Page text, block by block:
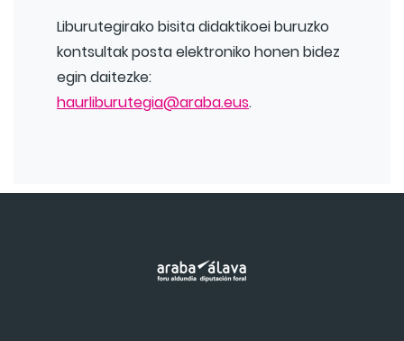
Liburutegirako bisita didaktikoei buruzko
kontsultak posta elektroniko honen bidez
egin daitezke:
haurliburutegia@araba.eus.